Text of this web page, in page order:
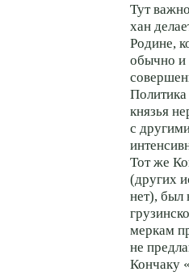
Тут
хан
Родине,
обычно и
князья
с
Тот же
(других
нет), был
меркам
не
Кончаку